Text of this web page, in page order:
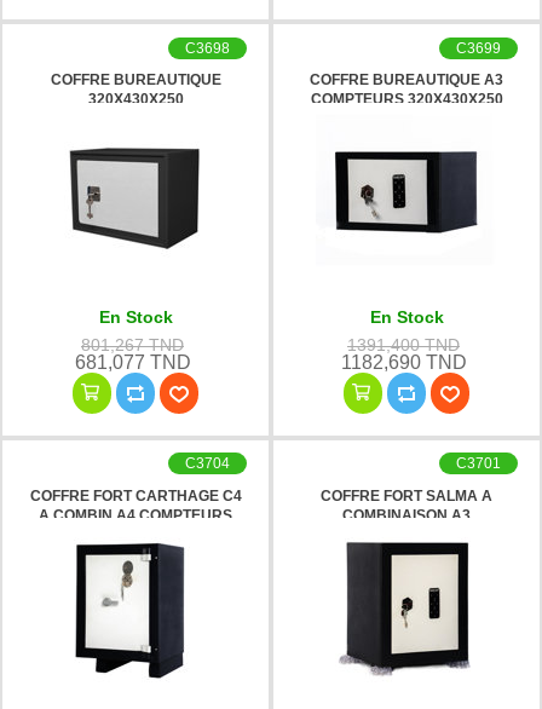
COFFRE BUREAUTIQUE
320X430X250
C3698
En Stock
801,267 TND
681,077 TND
COFFRE BUREAUTIQUE A3
COMPTEURS 320X430X250
C3699
En Stock
1391,400 TND
1182,690 TND
COFFRE FORT CARTHAGE C4
A COMBIN A4 COMPTEURS
C3704
COFFRE FORT SALMA A
COMBINAISON A3
C3701